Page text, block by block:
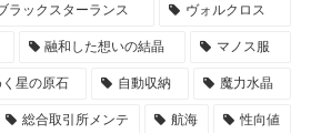
ラックスターランス ヴォルクロス
融和した想いの結晶 マノス服
星の原石 自動収納 魔力水晶
総合取引所メンテ 航海 性向値